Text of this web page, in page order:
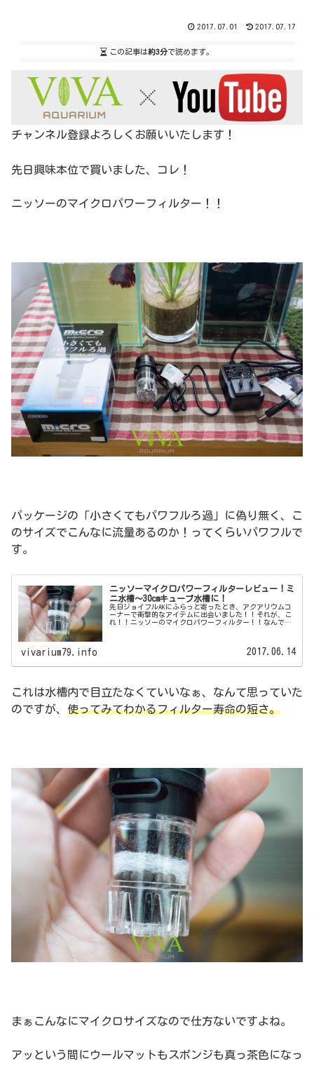
2017.07.01 2017.07.17
この記事は約3分で読めます。
チャンネル登録よろしくお願いいたします！
先日興味本位で買いました、コレ！
ニッソーのマイクロパワーフィルター！！
パッケージの「小さくてもパワフルろ過」に偽り無く、こ
のサイズでこんなに流量あるのか！ってくらいパワフルで
す。
ニッソーマイクロパワーフィルターレビュー！ミ
ニ水槽～30cmキューブ水槽に！
先日ジョイフルAKにふらっと寄ったとき、アクアリウムコ
ーナーで衝撃的なアイテムに出会いました！！それが、こ
れ！！ニッソーのマイクロパワーフィルター！！なんです
vivarium79.info 2017.06.14
これは水槽内で目立たなくていいなぁ、なんて思っていた
のですが、 使ってみてわかるフィルター寿命の短さ。
まぁこんなにマイクロサイズなので仕方ないですよね。
アッという間にウールマットもスポンジも真っ茶色になっ